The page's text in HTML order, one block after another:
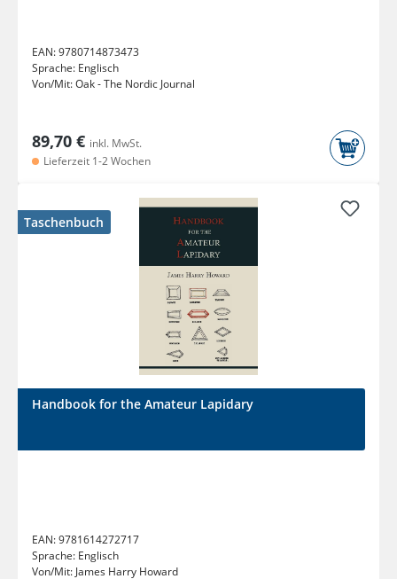
EAN:9780714873473
Sprache: Englisch
Von/Mit:Oak - The Nordic Journal
89,70 € inkl. MwSt.
Lieferzeit 1-2 Wochen
Taschenbuch
Handbook for the Amateur Lapidary
EAN:9781614272717
Sprache: Englisch
Von/Mit: James Harry Howard